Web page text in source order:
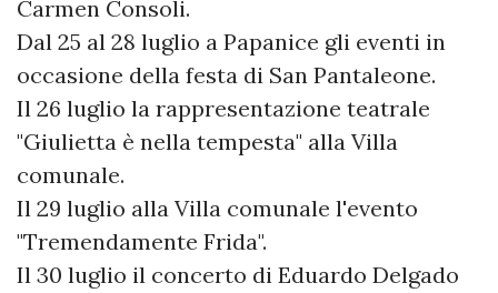
Carmen Consoli.
Dal 25 al 28 luglio a Papanice gli eventi in
occasione della festa di San Pantaleone.
Il 26 luglio la rappresentazione teatrale
"Giulietta è nella tempesta" alla Villa
comunale.
Il 29 luglio alla Villa comunale l'evento
"Tremendamente Frida".
Il 30 luglio il concerto di Eduardo Delgado